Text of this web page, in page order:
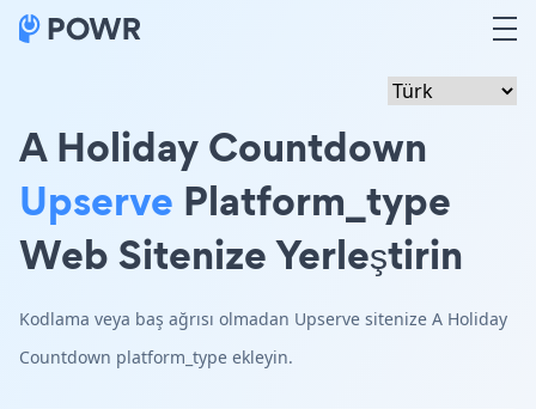
A Holiday Countdown
Upserve Platform_type
Web Sitenize Yerleştirin
Kodlama veya baş ağrısı olmadan Upserve sitenize A Holiday
Countdown platform_type ekleyin.